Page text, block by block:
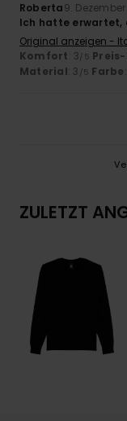
Roberta9.
Ich hatte erwartet,
Original anzeigen -
Komfort: 3/5
Material: 3 /5 Farbe
ZULETZT